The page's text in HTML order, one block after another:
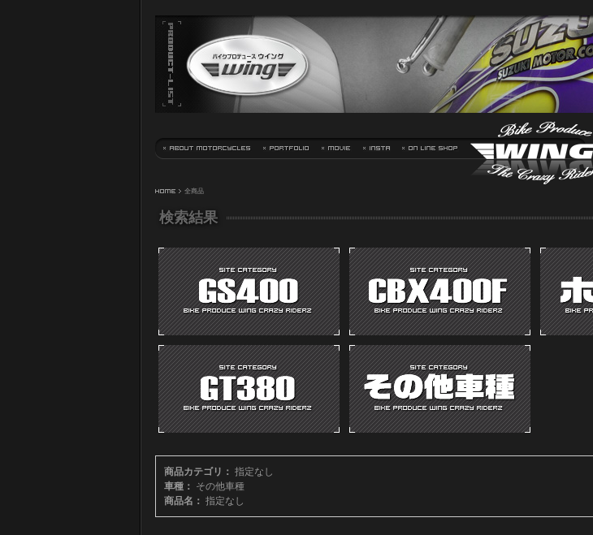
HOME > 全商品
検索結果
商品カテゴリ： 指定なし
車種：
その他車種
商品名： 指定なし